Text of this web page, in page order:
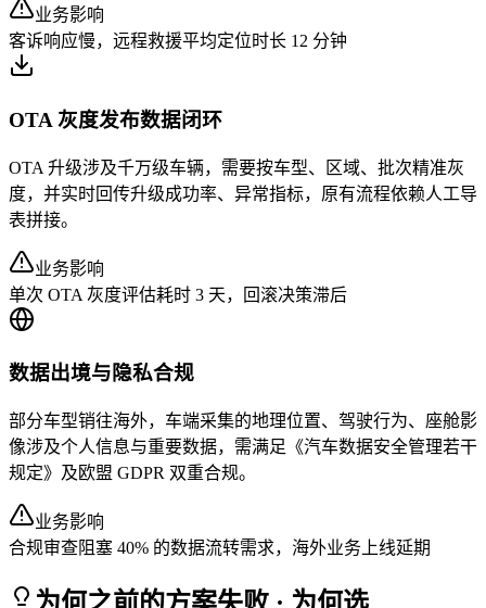
业务影响
客诉响应慢，远程救援平均定位时长 12 分钟
OTA 灰度发布数据闭环
OTA 升级涉及千万级车辆，需要按车型、区域、批次精准灰
度，并实时回传升级成功率、异常指标，原有流程依赖人工导
表拼接。
业务影响
单次 OTA 灰度评估耗时 3 天，回滚决策滞后
数据出境与隐私合规
部分车型销往海外，车端采集的地理位置、驾驶行为、座舱影
像涉及个人信息与重要数据，需满足《汽车数据安全管理若干
规定》及欧盟 GDPR 双重合规。
业务影响
合规审查阻塞 40% 的数据流转需求，海外业务上线延期